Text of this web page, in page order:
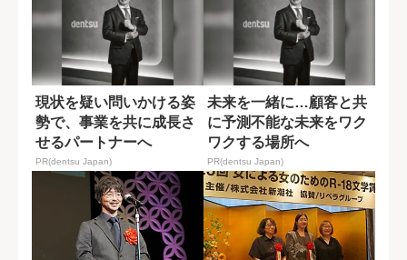
現状を疑い問いかける姿
勢で、事業を共に成長さ
せるパートナーへ
PR(dentsu Japan)
未来を一緒に…顧客と共
に予測不能な未来をワク
ワクする場所へ
PR(dentsu Japan)